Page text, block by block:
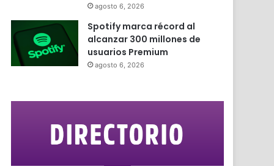
agosto 6, 2026
Spotify marca récord al
alcanzar 300 millones de
usuarios Premium
agosto 6, 2026